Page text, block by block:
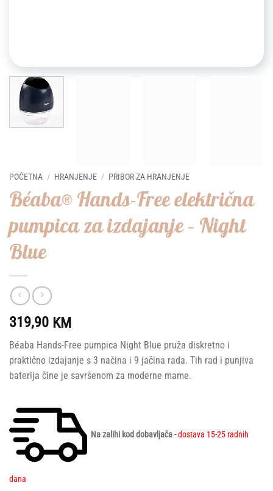
POČETNA / HRANJENJE / PRIBOR ZA HRANJENJE
Béaba® Hands-Free električna
pumpica za izdajanje – Night
Blue
319,90 KM
Béaba Hands-Free pumpica Night Blue pruža diskretno i
praktično izdajanje s 3 načina i 9 jačina rada. Tih rad i punjiva
baterija čine je savršenom za moderne mame.
Na zalihi kod dobavljača- dostava 15-25 radnih
dana